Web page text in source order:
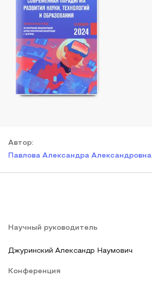
Автор:
Павлова Александра Александровна
Научный руководитель
Джуринский Александр Наумович
Конференция